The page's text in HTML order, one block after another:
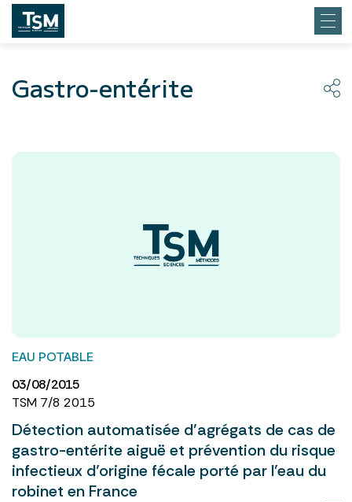
Gastro-entérite
EAU POTABLE
03/08/2015
TSM 7/8 2015
Détection automatisée d’agrégats de cas de
gastro-entérite aiguë et prévention du risque
infectieux d’origine fécale porté par l’eau du
robinet en France